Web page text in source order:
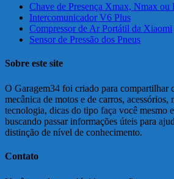
Chave de Presença Xmax, Nmax ou
Intercomunicador V6 Plus
Compressor de Ar Portátil da Xiaomi
Sensor de Pressão dos Pneus
Sobre este site
O Garagem34 foi criado para compartilhar
mecânica de motos e de carros, acessórios,
tecnologia, dicas do tipo faça você mesmo
buscando passar informações úteis para
distinção de nível de conhecimento.
Contato